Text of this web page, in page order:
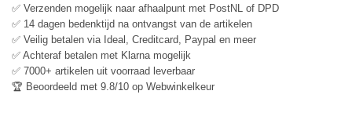
✅ Verzenden mogelijk naar afhaalpunt met PostNL of DPD
✅ 14 dagen bedenktijd na ontvangst van de artikelen
✅ Veilig betalen via Ideal, Creditcard, Paypal en meer
✅ Achteraf betalen met Klarna mogelijk
✅ 7000+ artikelen uit voorraad leverbaar
🏆 Beoordeeld met 9.8/10 op Webwinkelkeur